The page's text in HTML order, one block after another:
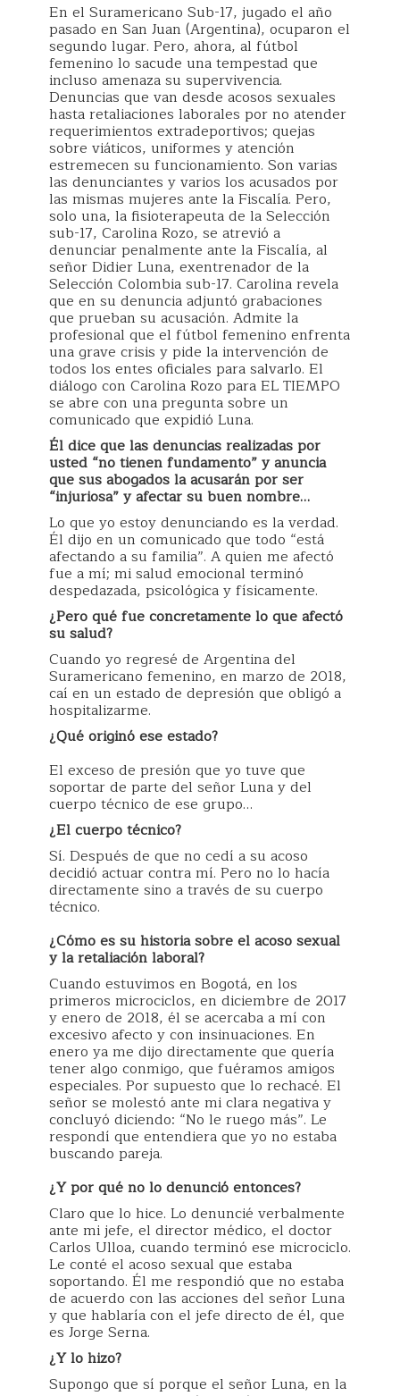
En el Suramericano Sub-17, jugado el año
pasado en San Juan (Argentina), ocuparon el
segundo lugar. Pero, ahora, al fútbol
femenino lo sacude una tempestad que
incluso amenaza su supervivencia.
Denuncias que van desde acosos sexuales
hasta retaliaciones laborales por no atender
requerimientos extradeportivos; quejas
sobre viáticos, uniformes y atención
estremecen su funcionamiento. Son varias
las denunciantes y varios los acusados por
las mismas mujeres ante la Fiscalía. Pero,
solo una, la fisioterapeuta de la Selección
sub-17, Carolina Rozo, se atrevió a
denunciar penalmente ante la Fiscalía, al
señor Didier Luna, exentrenador de la
Selección Colombia sub-17. Carolina revela
que en su denuncia adjuntó grabaciones
que prueban su acusación. Admite la
profesional que el fútbol femenino enfrenta
una grave crisis y pide la intervención de
todos los entes oficiales para salvarlo. El
diálogo con Carolina Rozo para EL TIEMPO
se abre con una pregunta sobre un
comunicado que expidió Luna.
Él dice que las denuncias realizadas por
usted “no tienen fundamento” y anuncia
que sus abogados la acusarán por ser
“injuriosa” y afectar su buen nombre…
Lo que yo estoy denunciando es la verdad.
Él dijo en un comunicado que todo “está
afectando a su familia”. A quien me afectó
fue a mí; mi salud emocional terminó
despedazada, psicológica y físicamente.
¿Pero qué fue concretamente lo que afectó
su salud?
Cuando yo regresé de Argentina del
Suramericano femenino, en marzo de 2018,
caí en un estado de depresión que obligó a
hospitalizarme.
¿Qué originó ese estado?
El exceso de presión que yo tuve que
soportar de parte del señor Luna y del
cuerpo técnico de ese grupo…
¿El cuerpo técnico?
Sí. Después de que no cedí a su acoso
decidió actuar contra mí. Pero no lo hacía
directamente sino a través de su cuerpo
técnico.
¿Cómo es su historia sobre el acoso sexual
y la retaliación laboral?
Cuando estuvimos en Bogotá, en los
primeros microciclos, en diciembre de 2017
y enero de 2018, él se acercaba a mí con
excesivo afecto y con insinuaciones. En
enero ya me dijo directamente que quería
tener algo conmigo, que fuéramos amigos
especiales. Por supuesto que lo rechacé. El
señor se molestó ante mi clara negativa y
concluyó diciendo: “No le ruego más”. Le
respondí que entendiera que yo no estaba
buscando pareja.
¿Y por qué no lo denunció entonces?
Claro que lo hice. Lo denuncié verbalmente
ante mi jefe, el director médico, el doctor
Carlos Ulloa, cuando terminó ese microciclo.
Le conté el acoso sexual que estaba
soportando. Él me respondió que no estaba
de acuerdo con las acciones del señor Luna
y que hablaría con el jefe directo de él, que
es Jorge Serna.
¿Y lo hizo?
Supongo que sí porque el señor Luna, en la